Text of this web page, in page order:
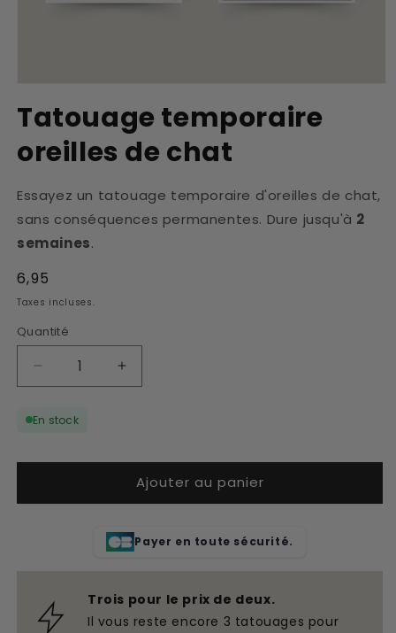
média
une
Tatouage temporaire
oreilles de chat
Essayez un tatouage temporaire d'oreilles de chat,
sans conséquences permanentes. Dure jusqu'à 2
semaines.
Prix
habituel
6,95
Taxes incluses.
Quantité
Réduire
la
de
temporaire
de
Augmenter
la
temporaire
oreilles
de
En stock
Ajouter au panier
Payer en toute sécurité.
Trois pour le prix de deux.
Il vous reste encore 3 tatouages pour